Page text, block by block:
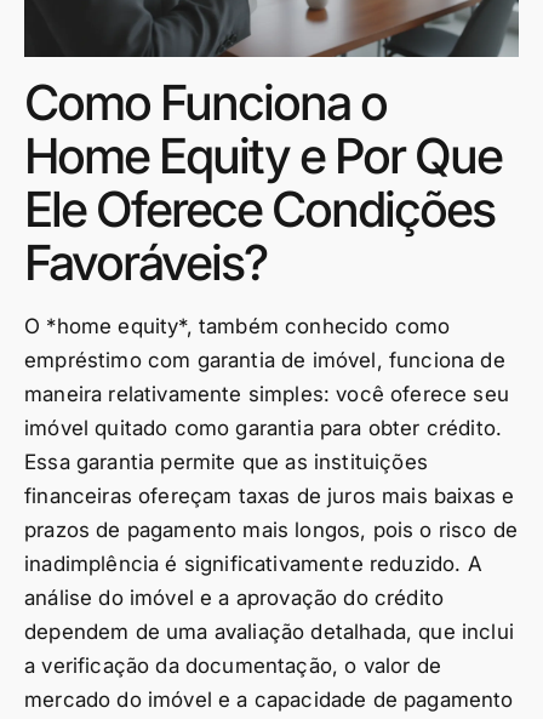
Como Funciona o
Home Equity e Por Que
Ele Oferece Condições
Favoráveis?
O *home equity*, também conhecido como
empréstimo com garantia de imóvel, funciona de
maneira relativamente simples: você oferece seu
imóvel quitado como garantia para obter crédito.
Essa garantia permite que as instituições
financeiras ofereçam taxas de juros mais baixas e
prazos de pagamento mais longos, pois o risco de
inadimplência é significativamente reduzido. A
análise do imóvel e a aprovação do crédito
dependem de uma avaliação detalhada, que inclui
a verificação da documentação, o valor de
mercado do imóvel e a capacidade de pagamento